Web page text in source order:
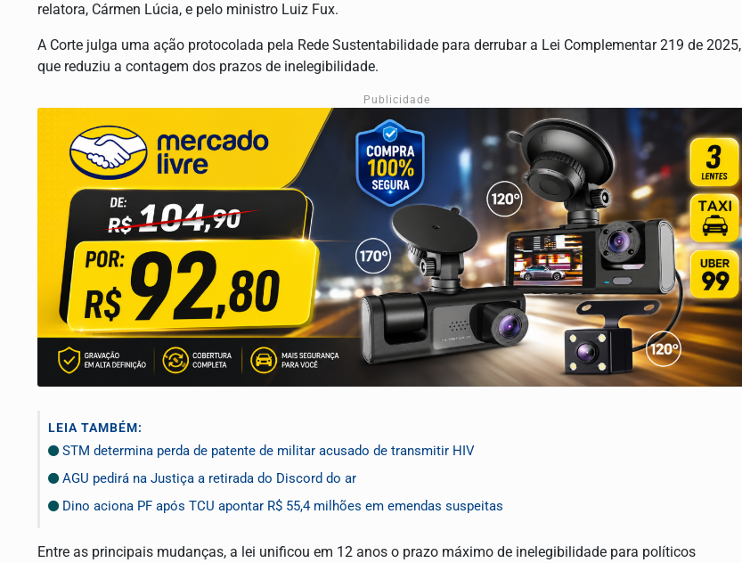
relatora, Cármen Lúcia, e pelo ministro Luiz Fux.
A Corte julga uma ação protocolada pela Rede Sustentabilidade para derrubar a Lei Complementar 219 de 2025,
que reduziu a contagem dos prazos de inelegibilidade.
Publicidade
LEIA TAMBÉM:
STM determina perda de patente de militar acusado de transmitir HIV
AGU pedirá na Justiça a retirada do Discord do ar
Dino aciona PF após TCU apontar R$ 55,4 milhões em emendas suspeitas
Entre as principais mudanças, a lei unificou em 12 anos o prazo máximo de inelegibilidade para políticos